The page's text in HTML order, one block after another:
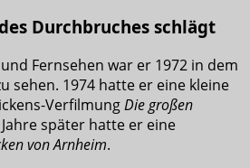
Durchbruches schlägt
Fernsehen war er 1972 in dem
sehen. 1974 hatte er eine kleine
VerfilmungDie großen
später hatte er eine
von Arnheim.